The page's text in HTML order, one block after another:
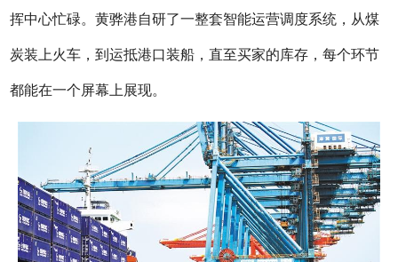
挥中心忙碌。黄骅港自研了一整套智能运营调度系统，从煤
炭装上火车，到运抵港口装船，直至买家的库存，每个环节
都能在一个屏幕上展现。